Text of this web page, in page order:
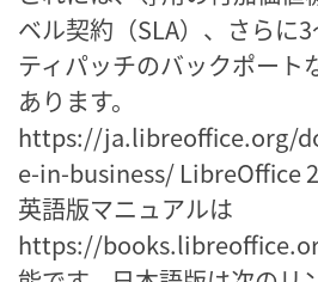
ベル契約（SLA）、さらに
ティパッチのバックポート
あります。
https://ja.libreoffice.org/
e-in-business/ LibreOffice
英語版マニュアルは
https://